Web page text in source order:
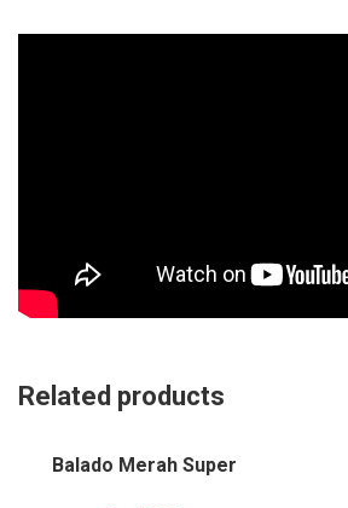
Related products
Balado Merah Super